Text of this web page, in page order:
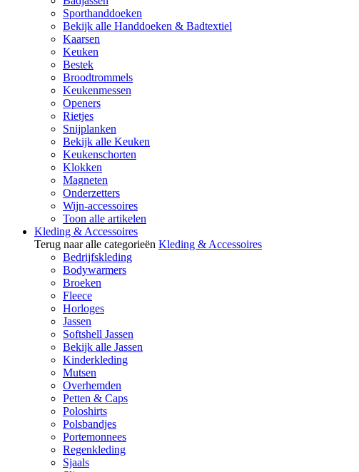
Sporthanddoeken
Bekijk alle Handdoeken & Badtextiel
Kaarsen
Keuken
Bestek
Broodtrommels
Keukenmessen
Openers
Rietjes
Snijplanken
Bekijk alle Keuken
Keukenschorten
Klokken
Magneten
Onderzetters
Wijn-accessoires
Toon alle artikelen
Kleding & Accessoires
Terug naar alle categorieën Kleding & Accessoires
Bedrijfskleding
Bodywarmers
Broeken
Fleece
Horloges
Jassen
Softshell Jassen
Bekijk alle Jassen
Kinderkleding
Mutsen
Overhemden
Petten & Caps
Poloshirts
Polsbandjes
Portemonnees
Regenkleding
Sjaals